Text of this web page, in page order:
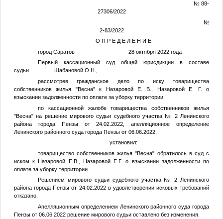
№ 88-
27306/2022
№
2-83/2022
О П Р Е Д Е Л Е Н И Е
город Саратов 28 октября 2022 года
Первый кассационный суд общей юрисдикции в составе
судьи Шабановой О.Н.,
рассмотрев гражданское дело по иску товарищества
собственников жилья "Весна" к Назаровой Е. В. Назаровой Е. Г.
о
взыскании задолженности по оплате за уборку территории,
по кассационной жалобе товарищества собственников жилья
"Весна" на решение мирового судьи судебного участка № 2 Ленинского
района города Пензы от 24.02.2022, апелляционное определение
Ленинского районного суда города Пензы от 06.06.2022,
установил:
товарищество собственников жилья "Весна" обратилось в суд с
иском кНазаровой Е.В. Назаровой Е.Г.
о взыскании задолженности по
оплате за уборку территории.
Решением мирового судьи судебного участка № 2 Ленинского
района города Пензы от 24.02.2022 в удовлетворении исковых требований
отказано.
Апелляционным определением Ленинского районного суда города
Пензы от 06.06.2022 решение мирового судьи оставлено без изменения.